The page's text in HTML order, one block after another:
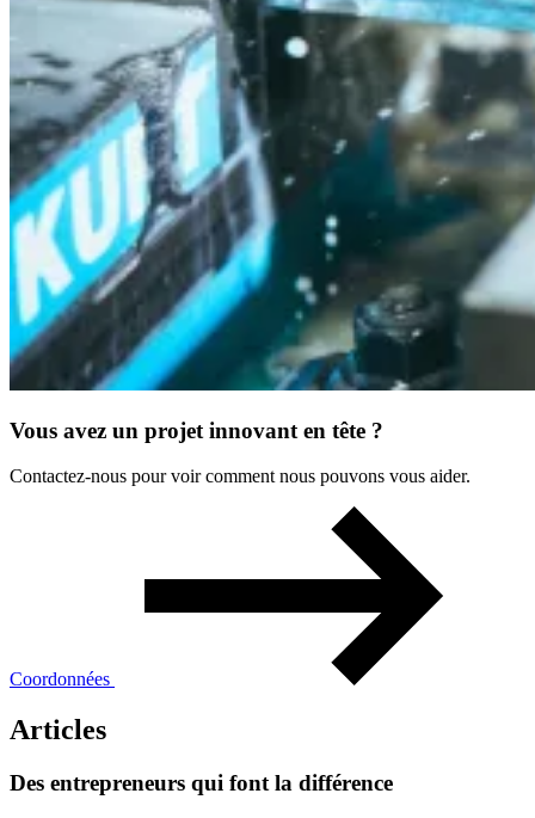
Vous avez un projet innovant en tête ?
Contactez-nous pour voir comment nous pouvons vous aider.
Coordonnées
Articles
Des entrepreneurs qui font la différence